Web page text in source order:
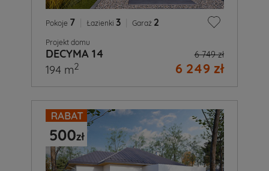
Pokoje 7 Łazienki 3 Garaż 2
Projekt domu
DECYMA 14 6 749 zł
6 249 zł
194 m2